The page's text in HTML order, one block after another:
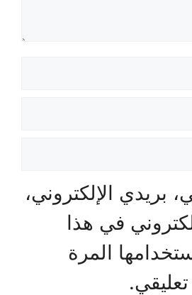
بريدي الإلكتروني،
في هذا
المرة